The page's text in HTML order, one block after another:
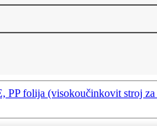
PP folija (visokoučinkovit stroj za